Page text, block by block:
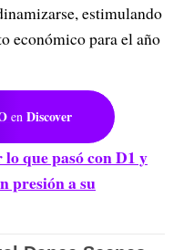
estimulando
económico para el año
en Discover
que pasó con D1 y
presión a su